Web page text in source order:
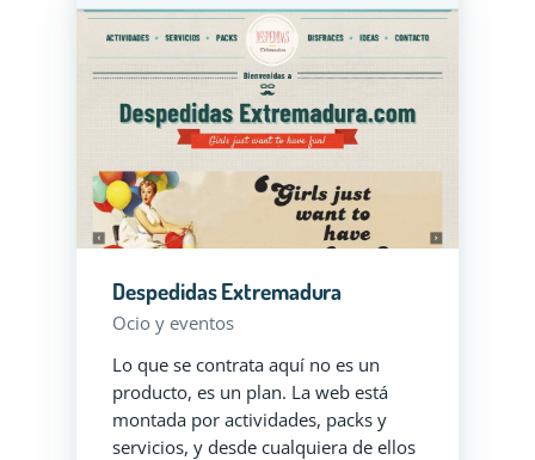
Despedidas Extremadura
Ocio y eventos
Lo que se contrata aquí no es un
producto, es un plan. La web está
montada por actividades, packs y
servicios, y desde cualquiera de ellos